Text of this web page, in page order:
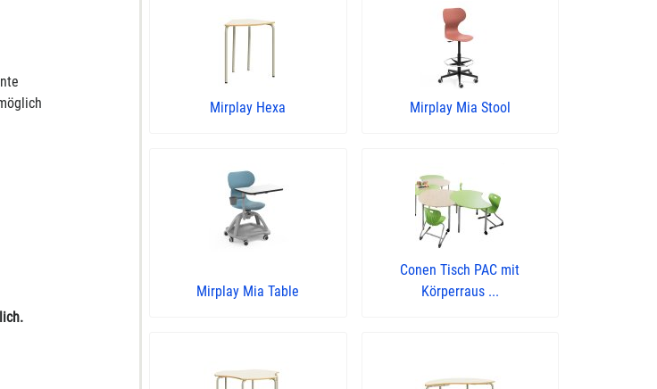
Mirplay Hexa Mirplay Mia Stool
Mirplay Mia Table
Conen Tisch PAC mit
Körperraus ...